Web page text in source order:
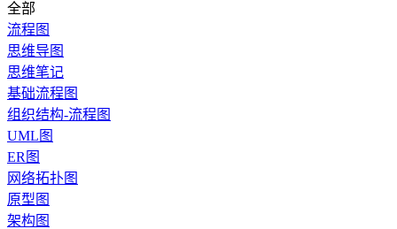
全部
流程图
思维导图
思维笔记
基础流程图
组织结构-流程图
UML图
ER图
网络拓扑图
原型图
架构图